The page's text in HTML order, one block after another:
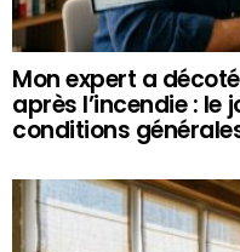
Mon expert a
après l’incendie : le
conditions